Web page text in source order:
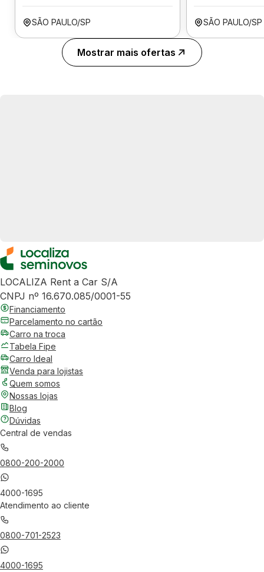
SÃO PAULO/SP SÃO PAULO/SP
Mostrar mais ofertas
LOCALIZA Rent a Car S/A
CNPJ nº 16.670.085/0001-55
Financiamento
Parcelamento no cartão
Carro na troca
Tabela Fipe
Carro Ideal
Venda para lojistas
Quem somos
Nossas lojas
Blog
Dúvidas
Central de vendas
0800-200-2000
4000-1695
Atendimento ao cliente
0800-701-2523
4000-1695